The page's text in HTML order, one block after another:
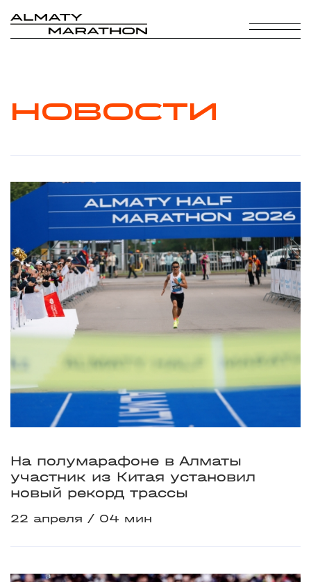
НОВОСТИ
На полумарафоне в Алматы
участник из Китая установил
новый рекорд трассы
22 апреля 04 мин